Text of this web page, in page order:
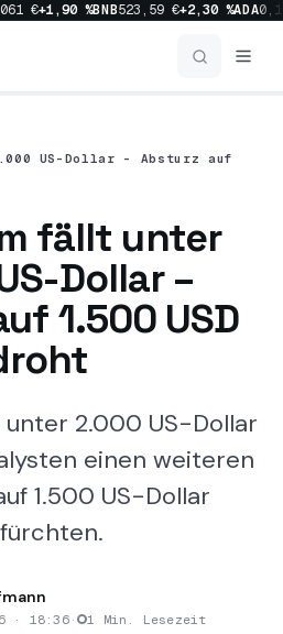
€ +1,90 % BNB523,59 € +2,30 % ADA
US-Dollar – Absturz auf
fällt unter
Dollar –
1.500 USD
2.000 US-Dollar
einen weiteren
1.500 US-Dollar
· 18:36· 1 Min. Lesezeit